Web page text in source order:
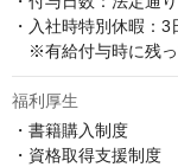
・入社時特別休暇：
※有給付与時に残っ
福利厚生
・書籍購入制度
・資格取得支援制度